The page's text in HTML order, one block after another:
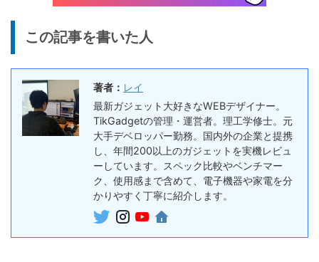
この記事を書いた人
著者： レイ
最新ガジェット大好きなWEBデザイナー。
TikGadgetの管理・運営者。理工学修士。元
大手デベロッパー勤務。国内外の企業と提携
し、年間200以上のガジェットを実機レビュ
ーしています。スペック比較やベンチマー
ク、使用感まで含めて、電子機器や家電を分
かりやすく丁寧に紹介します。